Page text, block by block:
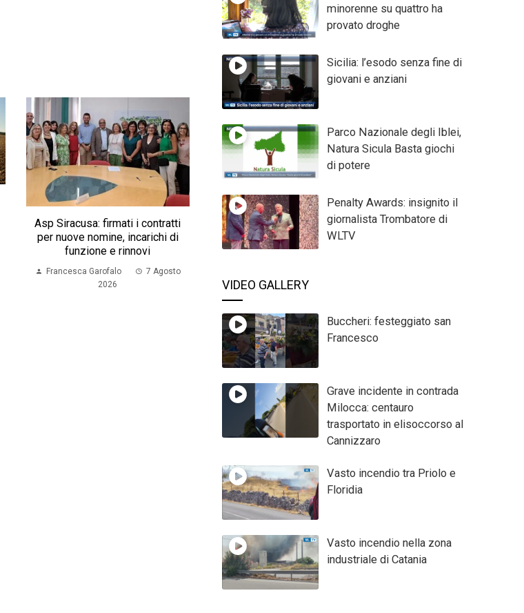
Asp Siracusa: firmati i contratti
per nuove nomine, incarichi di
funzione e rinnovi
Francesca Garofalo
7 Agosto
2026
minorenne su quattro ha
provato droghe
Sicilia: l’esodo senza fine di
giovani e anziani
Parco Nazionale degli Iblei,
Natura Sicula Basta giochi
di potere
Penalty Awards: insignito il
giornalista Trombatore di
WLTV
VIDEO GALLERY
Buccheri: festeggiato san
Francesco
Grave incidente in contrada
Milocca: centauro
trasportato in elisoccorso al
Cannizzaro
Vasto incendio tra Priolo e
Floridia
Vasto incendio nella zona
industriale di Catania